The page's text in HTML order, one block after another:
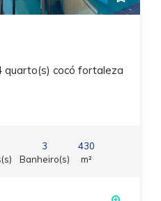
quarto(s) cocó fortaleza
3
Banheiro(s)
430
m²